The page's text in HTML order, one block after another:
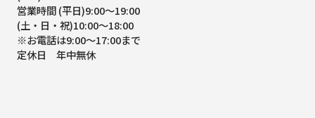
営業時間 (平日)9:00～19:00
(土・日・祝)10:00～18:00
※お電話は9:00～17:00まで
定休日 年中無休